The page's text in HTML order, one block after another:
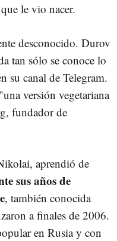
le vio nacer.
desconocido. Durov
tan sólo se conoce lo
su canal de Telegram.
versión vegetariana
fundador de
aprendió de
sus años de
, también conocida
a finales de 2006.
en Rusia y con